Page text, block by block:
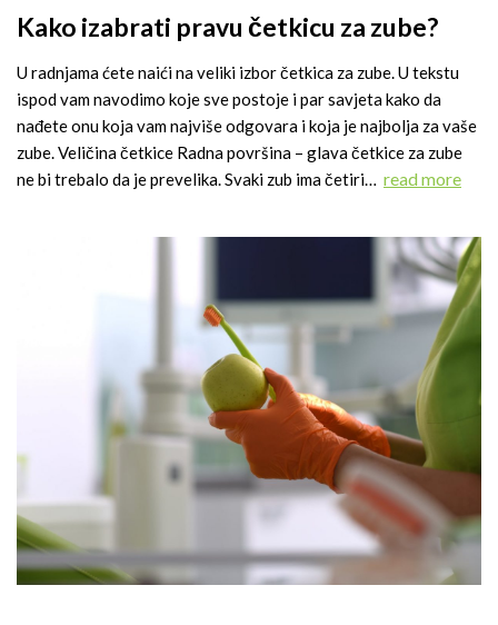
Kako izabrati pravu četkicu za zube?
U radnjama ćete naići na veliki izbor četkica za zube. U tekstu
ispod vam navodimo koje sve postoje i par savjeta kako da
nađete onu koja vam najviše odgovara i koja je najbolja za vaše
zube. Veličina četkice Radna površina – glava četkice za zube
ne bi trebalo da je prevelika. Svaki zub ima četiri… read more